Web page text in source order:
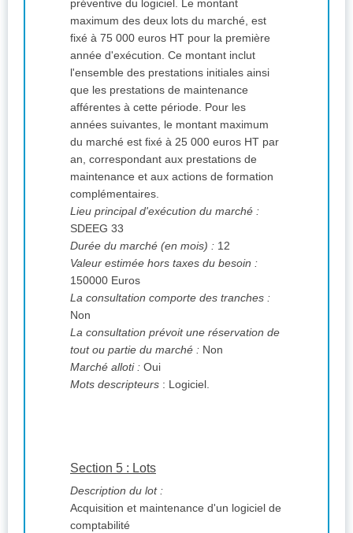
préventive du logiciel. Le montant
maximum des deux lots du marché, est
fixé à 75 000 euros HT pour la première
année d'exécution. Ce montant inclut
l'ensemble des prestations initiales ainsi
que les prestations de maintenance
afférentes à cette période. Pour les
années suivantes, le montant maximum
du marché est fixé à 25 000 euros HT par
an, correspondant aux prestations de
maintenance et aux actions de formation
complémentaires.
Lieu principal d'exécution du marché :
SDEEG 33
Durée du marché (en mois) : 12
Valeur estimée hors taxes du besoin :
150000 Euros
La consultation comporte des tranches :
Non
La consultation prévoit une réservation de
tout ou partie du marché : Non
Marché alloti : Oui
Mots descripteurs : Logiciel.
Section 5 : Lots
Description du lot :
Acquisition et maintenance d'un logiciel de
comptabilité